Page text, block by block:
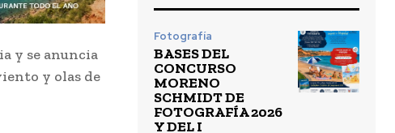
y se anuncia
y olas de
Fotografía
BASES DEL
CONCURSO
MORENO
SCHMIDT DE
FOTOGRAFÍA 2026
Y DEL I